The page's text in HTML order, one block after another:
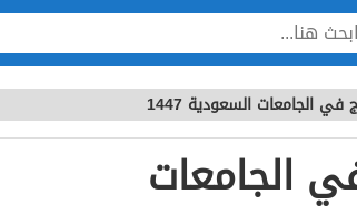
الجامعات السعودية 1447
الجامعات